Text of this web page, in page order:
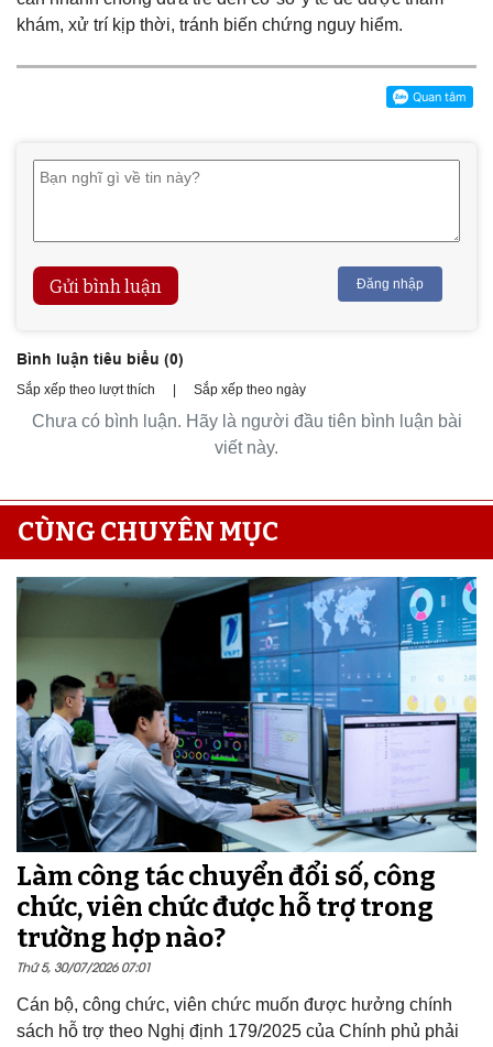
khám, xử trí kịp thời, tránh biến chứng nguy hiểm.
Gửi bình luận Đăng nhập
Bình luận tiêu biểu (0)
Sắp xếp theo lượt thích | Sắp xếp theo ngày
Chưa có bình luận. Hãy là người đầu tiên bình luận bài
viết này.
CÙNG CHUYÊN MỤC
Làm công tác chuyển đổi số, công
chức, viên chức được hỗ trợ trong
trường hợp nào?
Thứ 5, 30/07/2026 07:01
Cán bộ, công chức, viên chức muốn được hưởng chính
sách hỗ trợ theo Nghị định 179/2025 của Chính phủ phải